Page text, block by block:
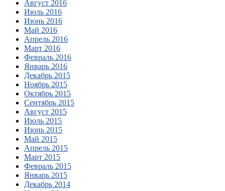
Август 2016
Июль 2016
Июнь 2016
Май 2016
Апрель 2016
Март 2016
Февраль 2016
Январь 2016
Декабрь 2015
Ноябрь 2015
Октябрь 2015
Сентябрь 2015
Август 2015
Июль 2015
Июнь 2015
Май 2015
Апрель 2015
Март 2015
Февраль 2015
Январь 2015
Декабрь 2014